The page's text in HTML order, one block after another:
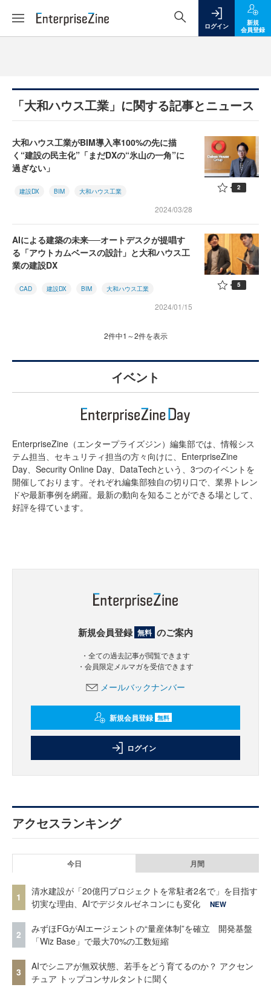
ログイン
新規
会員登録
「大和ハウス工業」に関する記事とニュース
大和ハウス工業がBIM導入率100%の先に描
く“建設の民主化”「まだDXの“氷山の一角”に
過ぎない」
建設DX BIM 大和ハウス工業
2024/03/28
2
AIによる建築の未来──オートデスクが提唱す
る「アウトカムベースの設計」と大和ハウス工
業の建設DX
CAD 建設DX BIM 大和ハウス工業
2024/01/15
5
2件中1～2件を表示
イベント
EnterpriseZine（エンタープライズジン）編集部では、情報シス
テム担当、セキュリティ担当の方々向けに、EnterpriseZine
Day、Security Online Day、DataTechという、3つのイベントを
開催しております。それぞれ編集部独自の切り口で、業界トレン
ドや最新事例を網羅。最新の動向を知ることができる場として、
好評を得ています。
新規会員登録 無料 のご案内
・全ての過去記事が閲覧できます
・会員限定メルマガを受信できます
メールバックナンバー
新規会員登録 無料
ログイン
アクセスランキング
今日 月間
1
清水建設が「20億円プロジェクトを常駐者2名で」を目指す
切実な理由、AIでデジタルゼネコンにも変化
NEW
2
みずほFGがAIエージェントの“量産体制”を確立 開発基盤
「Wiz Base」で最大70%の工数短縮
3
AIでシニアが無双状態、若手をどう育てるのか？ アクセン
チュア トップコンサルタントに聞く